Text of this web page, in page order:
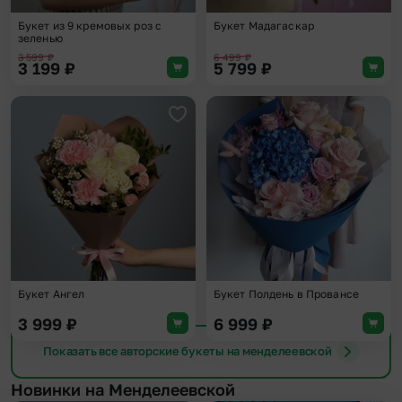
Букет из 9 кремовых роз с
зеленью
3 599₽
3 199 ₽
Букет Мадагаскар
6 499₽
5 799 ₽
Добавить в избранное
Букет Ангел
3 999 ₽
Букет Полдень в Провансе
6 999 ₽
Показать все авторские букеты на менделеевской
Новинки на Менделеевской